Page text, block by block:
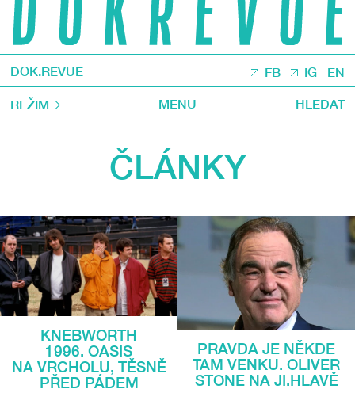
DOK.REVUE FB IG EN
REŽIM MENU HLEDAT
ČLÁNKY
KNEBWORTH
1996. OASIS
NA VRCHOLU, TĚSNĚ
PŘED PÁDEM
PRAVDA JE NĚKDE
TAM VENKU. OLIVER
STONE NA JI.HLAVĚ